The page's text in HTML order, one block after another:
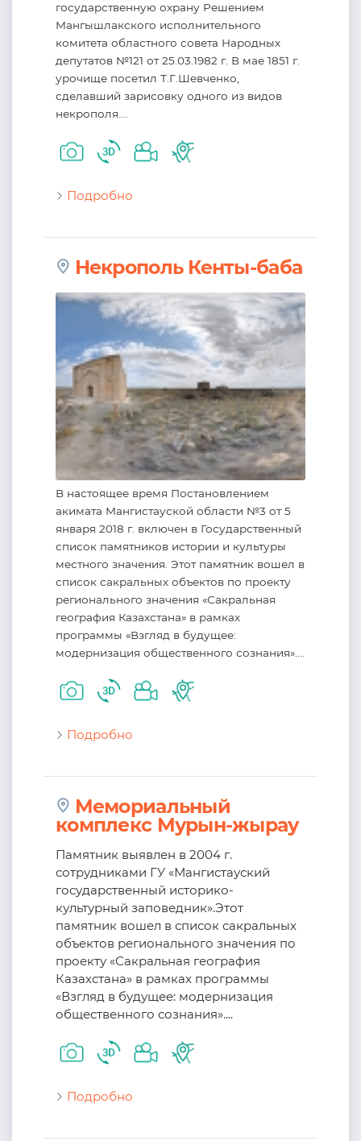
государственную охрану Решением
Мангышлакского исполнительного
комитета областного совета Народных
депутатов №121 от 25.03.1982 г. В мае 1851 г.
урочище посетил Т.Г.Шевченко,
сделавший зарисовку одного из видов
некрополя....
Подробно
Некрополь Кенты-баба
В настоящее время Постановлением
акимата Мангистауской области №3 от 5
января 2018 г. включен в Государственный
список памятников истории и культуры
местного значения. Этот памятник вошел в
список сакральных объектов по проекту
регионального значения «Сакральная
география Казахстана» в рамках
программы «Взгляд в будущее:
модернизация общественного сознания»....
Подробно
Мемориальный
комплекс Мурын-жырау
Памятник выявлен в 2004 г.
сотрудниками ГУ «Мангистауский
государственный историко-
культурный заповедник».Этот
памятник вошел в список сакральных
объектов регионального значения по
проекту «Сакральная география
Казахстана» в рамках программы
«Взгляд в будущее: модернизация
общественного сознания»....
Подробно